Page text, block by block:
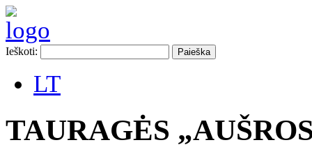
Ieškoti:
LT
TAURAGĖS